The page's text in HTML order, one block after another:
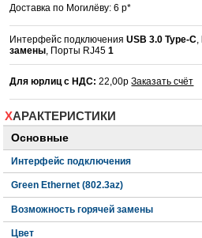
Доставка по Могилёву: 6 р*
Интерфейс подключенияUSB 3.0 Type-C,
замены, Порты RJ451
Для юрлиц с НДС: 22,00рЗаказать счёт
ХАРАКТЕРИСТИКИ
Основные
Интерфейс подключения
Green Ethernet (802.3az)
Возможность горячей замены
Цвет